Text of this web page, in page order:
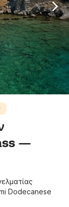
—
Dodecanese